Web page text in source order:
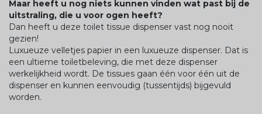
Maar heeft u nog niets kunnen vinden wat past bij de
uitstraling, die u voor ogen heeft?
Dan heeft u deze toilet tissue dispenser vast nog nooit
gezien!
Luxueuze velletjes papier in een luxueuze dispenser. Dat is
een ultieme toiletbeleving, die met deze dispenser
werkelijkheid wordt. De tissues gaan één voor één uit de
dispenser en kunnen eenvoudig (tussentijds) bijgevuld
worden.